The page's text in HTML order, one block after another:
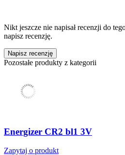
Nikt jeszcze nie napisał recenzji do
napisz recenzję.
Napisz recenzję
Pozostałe produkty z kategorii
Energizer CR2 bl1 3V
Zapytaj o produkt